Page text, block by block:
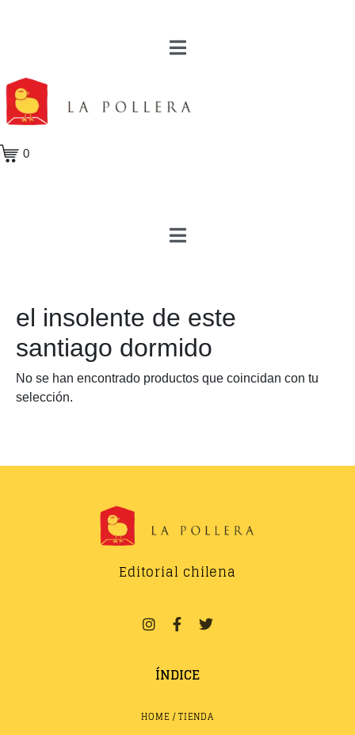
0
el insolente de este
santiago dormido
No se han encontrado productos que coincidan con tu
selección.
Editorial chilena
ÍNDICE
HOME / TIENDA